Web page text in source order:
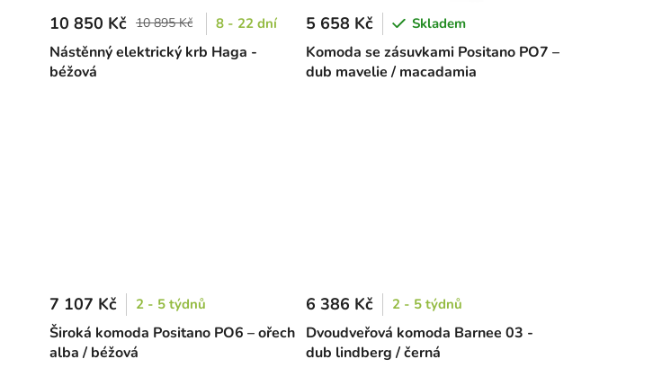
Nástěnný elektrický krb Haga -
béžová
10 850 Kč 10 895 Kč 8 - 22 dní
Komoda se zásuvkami Positano PO7 –
dub mavelie / macadamia
5 658 Kč Skladem
Široká komoda Positano PO6 – ořech
alba / béžová
7 107 Kč 2 - 5 týdnů
Dvoudveřová komoda Barnee 03 -
dub lindberg / černá
6 386 Kč 2 - 5 týdnů